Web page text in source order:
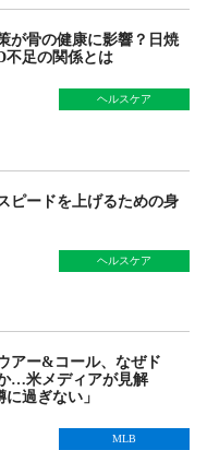
が骨の健康に影響？日焼
不足の関係とは
ヘルスケア
ピードを上げるための身
ヘルスケア
アー&コール、なぜド
…米メディアが見解
過ぎない」
MLB